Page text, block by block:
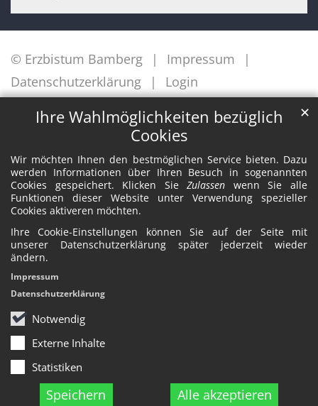
Ihre Wahlmöglichkeiten bezüglich
Cookies
Wir möchten Ihnen den bestmöglichen Service bieten. Dazu
werden Informationen über Ihren Besuch in sogenannten
Cookies gespeichert. Klicken SieZulassen wenn Sie alle
Funktionen dieser Website unter Verwendung spezieller
Cookies aktiveren möchten.
Ihre Cookie-Einstellungen können Sie auf der Seite mit
unserer Datenschutzerklärung später jederzeit wieder
ändern.
Notwendig
Externe Inhalte
Statistiken
Speichern Alle akzeptieren
✕
Impressum
Datenschutzerklärung
© Erzbistum Bamberg
Impressum
Datenschutzerklärung
Login